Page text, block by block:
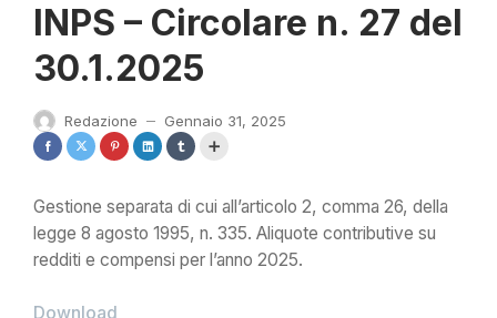
INPS – Circolare n. 27 del
30.1.2025
Redazione — Gennaio 31, 2025
Gestione separata di cui all’articolo 2, comma 26, della
legge 8 agosto 1995, n. 335. Aliquote contributive su
redditi e compensi per l’anno 2025.
Download